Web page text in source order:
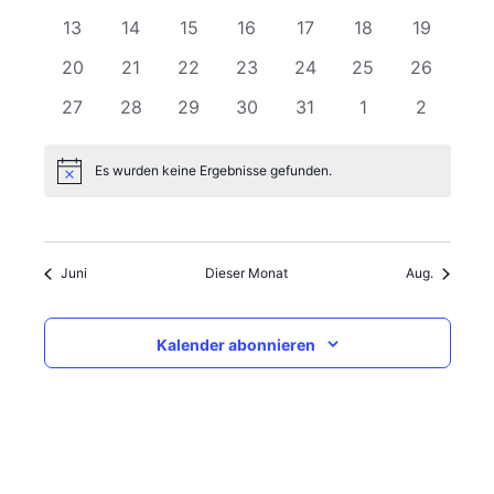
0
13
0
14
0
15
0
16
0
17
0
18
0
19
0
20
0
21
0
22
0
23
0
24
0
25
0
26
0
27
0
28
0
29
0
30
0
31
0
1
0
2
HinweisEs wurden keine Ergebnisse gefunden.
Juni Dieser Monat Aug.
Kalender abonnieren